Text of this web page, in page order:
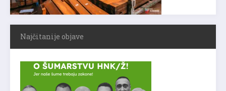
Najčitanije objave